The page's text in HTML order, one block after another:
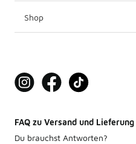
Shop
FAQ zu Versand und Lieferung
Du brauchst Antworten?